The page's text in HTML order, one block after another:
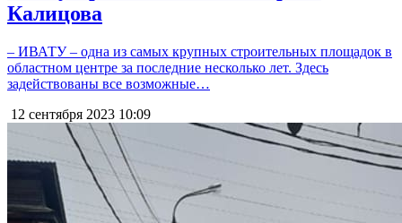
Калицова
– ИВАТУ – одна из самых крупных строительных площадок в
областном центре за последние несколько лет. Здесь
задействованы все возможные…
12 сентября 2023 10:09